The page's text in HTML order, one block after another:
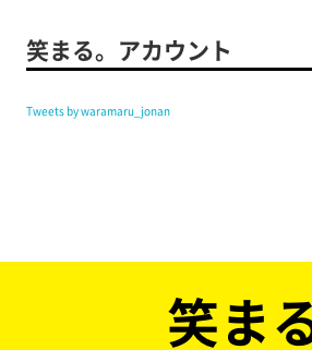
笑まる。アカウント
Tweets by waramaru_jonan
笑ま